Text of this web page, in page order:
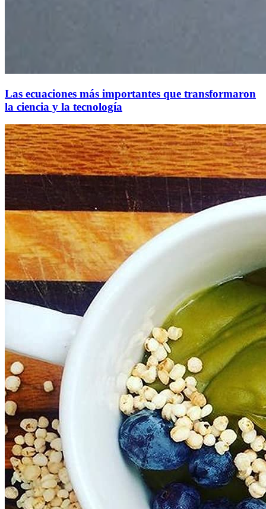
Las ecuaciones más importantes que transformaron
la ciencia y la tecnología